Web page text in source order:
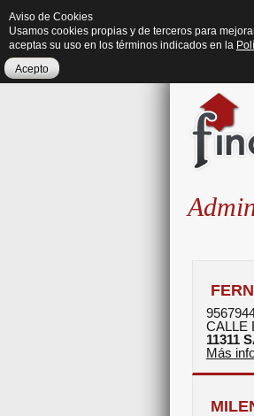
CALLE
11311
Más
Aviso de Cookies
Usamos cookies propias y de terceros para
aceptas su uso en los términos indicados en la
Acepto